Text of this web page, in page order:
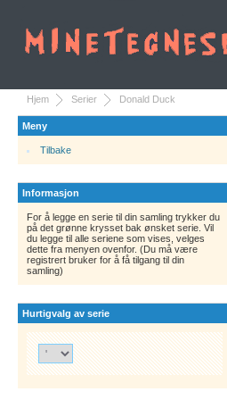
Hjem Serier Donald Duck
Meny
Tilbake
Informasjon
For å legge en serie til din samling trykker du
på det grønne krysset bak ønsket serie. Vil
du legge til alle seriene som vises, velges
dette fra menyen ovenfor. (Du må være
registrert bruker for å få tilgang til din
samling)
Hurtigvalg av serie